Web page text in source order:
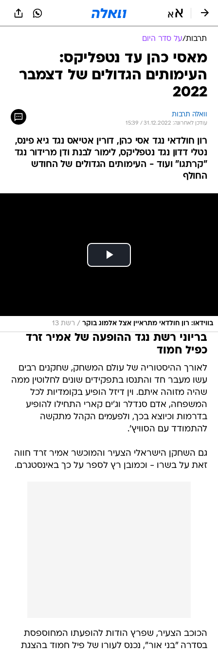
תרבות/על סדר היום
מאסי כהן עד נטפליקס:
העימותים הגדולים של דצמבר
2022
וואלה תרבות
עודכן לאחרונה: 31.12.2022 / 15:39
רון חולדאי נגד אסי כהן, דורין אטיאס נגד גיא פינס,
נטלי דדון נגד נטפליקס, לימור לבנת ודן מרידור נגד
"קרתגו" ועוד - העימותים הגדולים של החודש
החולף
בווידאו: רון חולדאי מתראיין אצל אלמוג בוקר / רשת 13
בריוני רשת נגד ההופעה של אמיר זרד
כפיל חמוד
לאורך ההיסטוריה של עולם המשחק, שחקנים רבים
עשו מעבר חד והתנסו בתפקידים שונים לחלוטין ממה
שהיה מזוהה איתם. וין דיזל הופיע בקומדיות לכל
המשפחה, אדם סנדלר וג'ים קארי התחילו להופיע
בדרמות וכיוצא בכך, ולפעמים הקהל מתקשה
להתמודד עם הסוויץ'.
גם השחקן הישראלי הצעיר והמוכשר אמיר זרד חווה
זאת על בשרו - וכמובן רץ לספר על כך באינסטגרם.
הכוכב הצעיר, שפרץ הודות להופעתו המחוספסת
בסדרה "בני אור", נכנס לעורו של פיל חמוד בהצגת